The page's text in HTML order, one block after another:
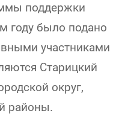
поддержки
году было подано
участниками
Старицкий
округ,
районы.